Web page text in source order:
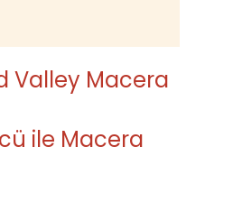
Valley Macera
ile Macera